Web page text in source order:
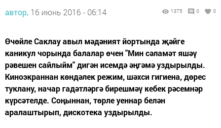
автор, 16 июнь 2016 - 06:14 1375 0 0
Өчөйле Саклау авыл мәдәният йортында җәйге
каникул чорында балалар өчен "Мин сәламәт яшәү
рәвешен сайлыйм" дигән исемдә әңгәмә уздырылды.
Киноэкраннан көндәлек режим, шәхси гигиена, дөрес
туклану, начар гадәтләргә бирешмәү кебек рәсемнәр
күрсәтелде. Соңыннан, төрле уеннар белән
аралаштырып, дискотека уздырылды.